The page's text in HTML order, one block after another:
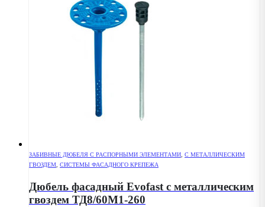
ЗАБИВНЫЕ ДЮБЕЛЯ С РАСПОРНЫМИ ЭЛЕМЕНТАМИ С МЕТАЛЛИЧЕСКИМ
ГВОЗДЕМ СИСТЕМЫ ФАСАДНОГО КРЕПЕЖА
Дюбель фасадный Evofast с металлическим
гвоздем ТД8/60М1-260